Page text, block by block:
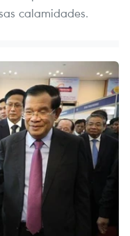
calamidades.